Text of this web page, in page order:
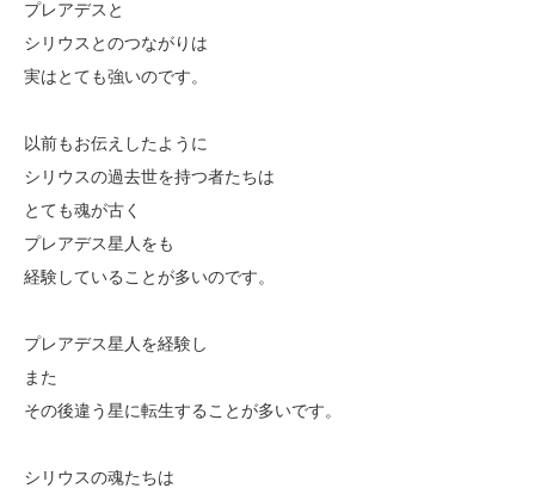
プレアデスと
シリウスとのつながりは
実はとても強いのです。
以前もお伝えしたように
シリウスの過去世を持つ者たちは
とても魂が古く
プレアデス星人をも
経験していることが多いのです。
プレアデス星人を経験し
また
その後違う星に転生することが多いです。
シリウスの魂たちは